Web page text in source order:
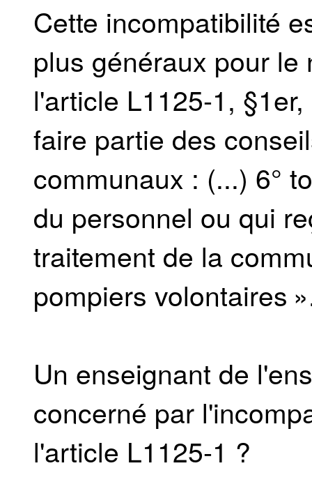
Cette incompatibilité
plus généraux pour
l'article L1125-1,
faire partie des
communaux : (...) 6°
du personnel ou qui
traitement de la
pompiers volontaires
Un enseignant de
concerné par
l'article L1125-1 ?